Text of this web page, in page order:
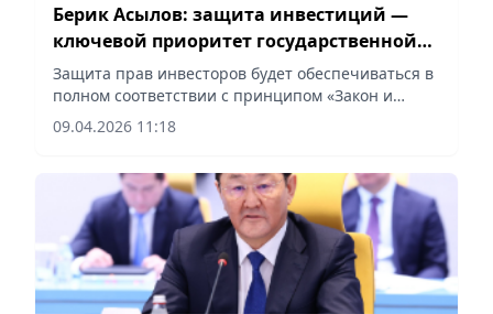
Берик Асылов: защита инвестиций —
ключевой приоритет государственной
политики
Защита прав инвесторов будет обеспечиваться в
полном соответствии с принципом «Закон и
порядок», сообщает Vecher.kz.
09.04.2026 11:18